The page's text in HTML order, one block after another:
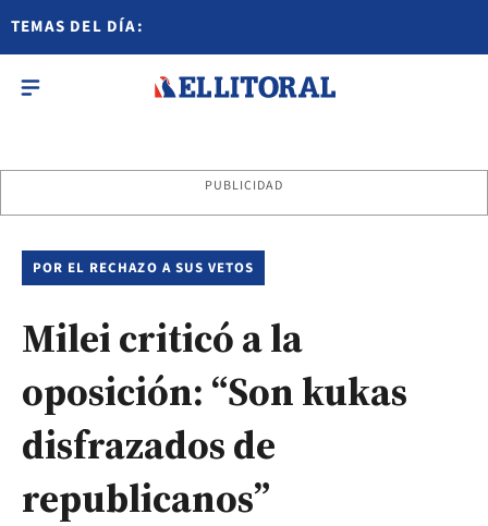
TEMAS DEL DÍA:
PUBLICIDAD
POR EL RECHAZO A SUS VETOS
Milei criticó a la
oposición: “Son kukas
disfrazados de
republicanos”